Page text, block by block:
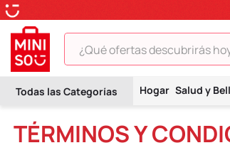
¿Qué ofertas descubrirás hoy?
Hogar Salud y
TÉRMINOS Y
TÉRMINOS MÁS
2.
hello kitty